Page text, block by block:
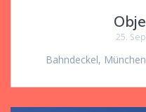
25.
Bahndeckel,